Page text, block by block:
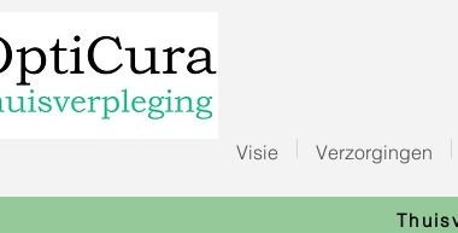
Visie Verzorgingen